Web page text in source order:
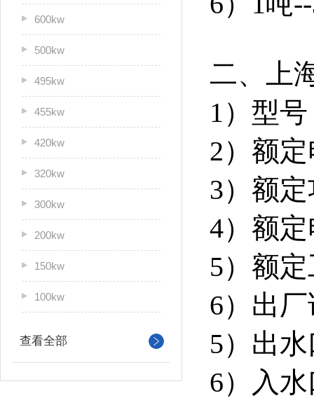
600kw
500kw
495kw
455kw
420kw
320kw
300kw
200kw
150kw
100kw
查看全部
二、上
1）型
2）额
3）额
4）额
5）额
6）出
5）出
6）入